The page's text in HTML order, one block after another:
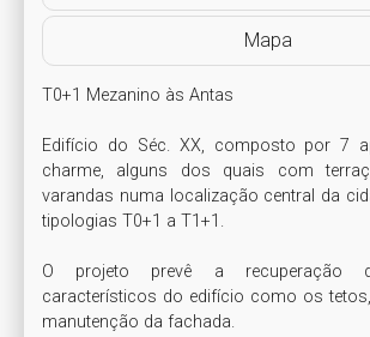
Mapa
T0+1 Mezanino às Antas
Edifício do Séc. XX, composto por 7
charme, alguns dos quais com
varandas numa localização central da
tipologias T0+1 a T1+1.
O projeto prevê a recuperação
característicos do edifício como os
manutenção da fachada.